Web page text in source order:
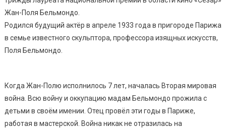
Жан-Поля Бельмондо.
Родился будущий актёр в апреле 1933 года в пригороде Парижа
в семье известного скульптора, профессора изящных искусств,
Поля Бельмондо.
Когда Жан-Полю исполнилось 7 лет, началась Вторая мировая
война. Всю войну и оккупацию мадам Бельмондо прожила с
детьми в своём имении. Отец провёл эти годы в Париже,
работая в мастерской. Война никак не отразилась на